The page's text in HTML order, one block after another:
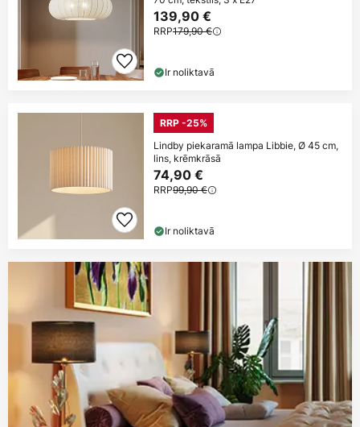
139,90 €
RRP179,90 €
Ir noliktavā
RRP -25%
Lindby piekaramā lampa Libbie, Ø 45 cm,
lins, krēmkrāsā
74,90 €
RRP99,90 €
Ir noliktavā